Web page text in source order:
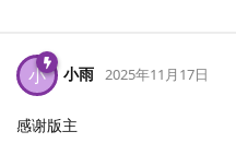
小 小雨 2025年11月17日
感谢版主